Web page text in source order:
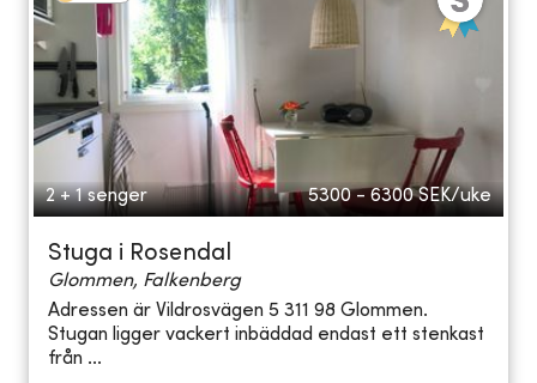
2 + 1 senger 5300 - 6300 SEK/uke
Stuga i Rosendal
Glommen, Falkenberg
Adressen är Vildrosvägen 5 311 98 Glommen.
Stugan ligger vackert inbäddad endast ett stenkast
från ...